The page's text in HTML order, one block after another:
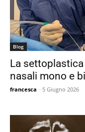
Blog
La
nasali mono e
francesca - 5 Giugno 2026